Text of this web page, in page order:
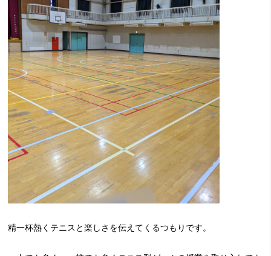
精一杯熱くテニスと楽しさを伝えてくるつもりです。